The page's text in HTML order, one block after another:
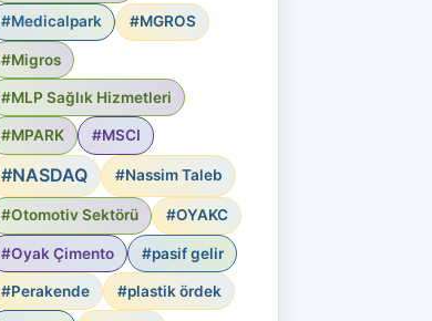
#Medicalpark #MGROS
#Migros
#MLP Sağlık Hizmetleri
#MPARK #MSCI
#NASDAQ #Nassim Taleb
#Otomotiv Sektörü #OYAKC
#Oyak Çimento #pasif gelir
#Perakende #plastik ördek